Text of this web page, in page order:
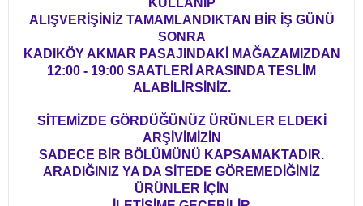
KULLANIP
ALIŞVERİŞİNİZ TAMAMLANDIKTAN BİR İŞ GÜNÜ
SONRA
KADIKÖY AKMAR PASAJINDAKİ MAĞAZAMIZDAN
12:00 - 19:00 SAATLERİ ARASINDA TESLİM
ALABİLİRSİNİZ.
SİTEMİZDE GÖRDÜĞÜNÜZ ÜRÜNLER ELDEKİ
ARŞİVİMİZİN
SADECE BİR BÖLÜMÜNÜ KAPSAMAKTADIR.
ARADIĞINIZ YA DA SİTEDE GÖREMEDİĞİNİZ
ÜRÜNLER İÇİN